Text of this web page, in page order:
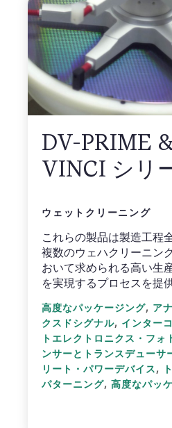
DV-PRIME
VINCI シリ
ウェットクリーニング
これらの製品は製造工程
複数のウェハクリーニン
おいて求められる高い生
を実現するプロセスを提
高度なパッケージング, ア
クスドシグナル, インター
トエレクトロニクス・フォ
ンサーとトランスデューサ
リート・パワーデバイス,
パターニング, 高度なパッ